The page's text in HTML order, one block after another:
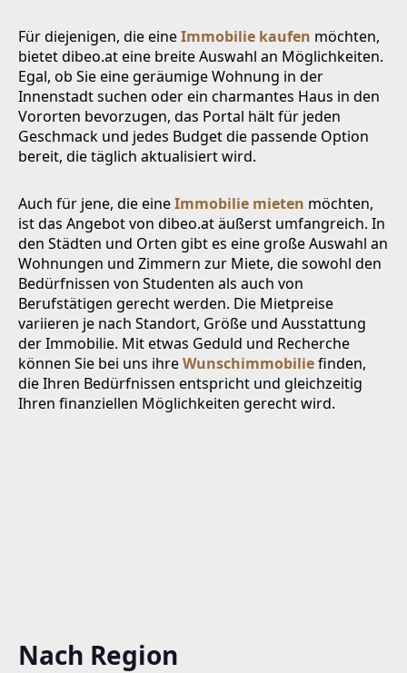
Nach Region
Für diejenigen, die eineImmobilie kaufen möchten,
bietet dibeo.at eine breite Auswahl an Möglichkeiten.
Egal, ob Sie eine geräumige Wohnung in der
Innenstadt suchen oder ein charmantes Haus in den
Vororten bevorzugen, das Portal hält für jeden
Geschmack und jedes Budget die passende Option
bereit, die täglich aktualisiert wird.
Auch für jene, die eineImmobilie mieten möchten,
ist das Angebot von dibeo.at äußerst umfangreich. In
den Städten und Orten gibt es eine große Auswahl an
Wohnungen und Zimmern zur Miete, die sowohl den
Bedürfnissen von Studenten als auch von
Berufstätigen gerecht werden. Die Mietpreise
variieren je nach Standort, Größe und Ausstattung
der Immobilie. Mit etwas Geduld und Recherche
können Sie bei uns ihreWunschimmobiliefinden,
die Ihren Bedürfnissen entspricht und gleichzeitig
Ihren finanziellen Möglichkeiten gerecht wird.